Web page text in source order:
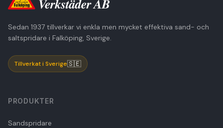
Sedan 1937 tillverkar vi enkla men mycket effektiva sand- och
saltspridare i Falköping, Sverige.
Tillverkat i Sverige🇸🇪
PRODUKTER
Sandspridare